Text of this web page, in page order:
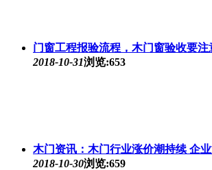
门窗工程报验流程，木门窗验收要注
2018-10-31浏览:653
木门资讯：木门行业涨价潮持续 企
2018-10-30浏览:659